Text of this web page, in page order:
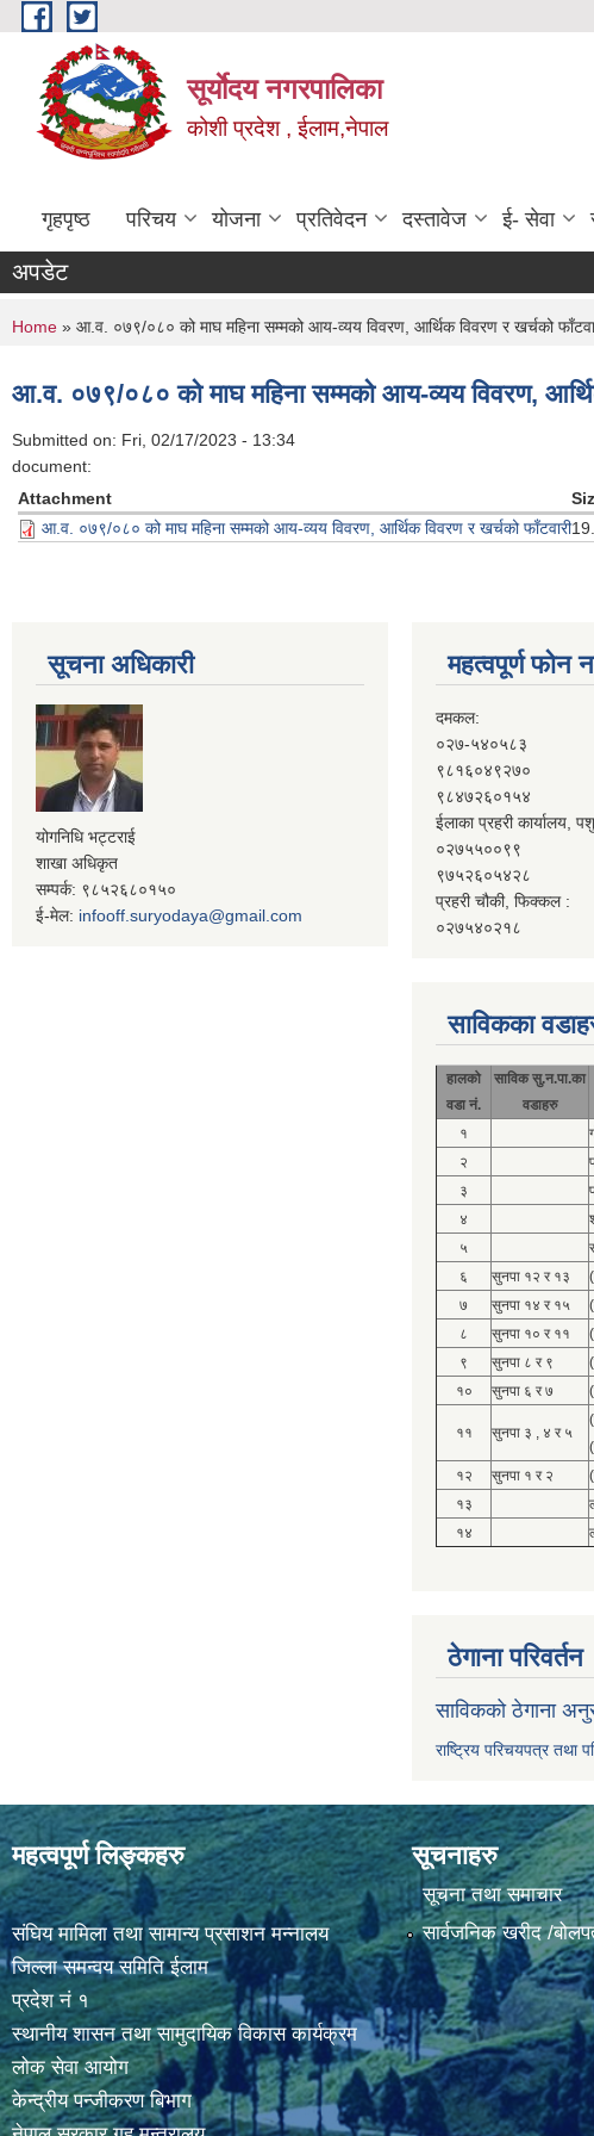
Skip to main content
सूर्याेदय नगरपालिका
कोशी प्रदेश , ईलाम,नेपाल
गृहपृष्ठ परिचय योजना प्रतिवेदन दस्तावेज ई- सेवा
अपडेट
You are here
Home » आ.व. ०७९/०८० को माघ महिना सम्मको आय-व्यय विवरण, आर्थिक विवरण र खर्चको
आ.व. ०७९/०८० को माघ महिना सम्मको आय-व्यय विवरण,
Submitted on: Fri, 02/17/2023 - 13:34
document:
Attachment
आ.व. ०७९/०८० को माघ महिना सम्मको आय-व्यय विवरण, आर्थिक विवरण र खर्चको फाँटवारी
सूचना अधिकारी
योगनिधि भट्टराई
शाखा अधिकृत
सम्पर्क: ९८५२६८०१५०
ई-मेल: infooff.suryodaya@gmail.com
महत्वपूर्ण फोन
दमकल:
०२७-५४०५८३
९८१६०४९२७०
९८४७२६०१५४
ईलाका प्रहरी कार्यालय,
०२७५५००९९
९७५२६०५४२८
प्रहरी चौकी, फिक्कल :
०२७५४०२१८
साविकका
हालको
वडा नं.
साविक सु.न.पा.का
वडाहरु
१
२
३
४
५
६
सुनपा १२ र १३
७
सुनपा १४ र १५
८
सुनपा १० र ११
९
सुनपा ८ र ९
१०
सुनपा ६ र ७
११ सुनपा ३ , ४ र ५
१२
सुनपा १ र २
१३
१४
ठेगाना परिवर्तन
साविकको ठेगाना
राष्ट्रिय परिचयपत्र तथा
महत्वपूर्ण लिङ्कहरु
संघिय मामिला तथा सामान्य प्रसाशन मन्नालय
जिल्ला समन्वय समिति ईलाम
प्रदेश नं १
स्थानीय शासन तथा सामुदायिक विकास कार्यक्रम
लोक सेवा आयोग
केन्द्रीय पन्जीकरण बिभाग
सूचनाहरु
सूचना तथा समाचार
सार्वजनिक खरीद /